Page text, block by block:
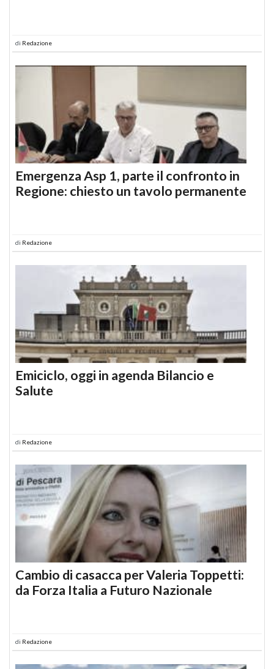
di Redazione
Emergenza Asp 1, parte il confronto in
Regione: chiesto un tavolo permanente
di Redazione
Emiciclo, oggi in agenda Bilancio e
Salute
di Redazione
Cambio di casacca per Valeria Toppetti:
da Forza Italia a Futuro Nazionale
di Redazione